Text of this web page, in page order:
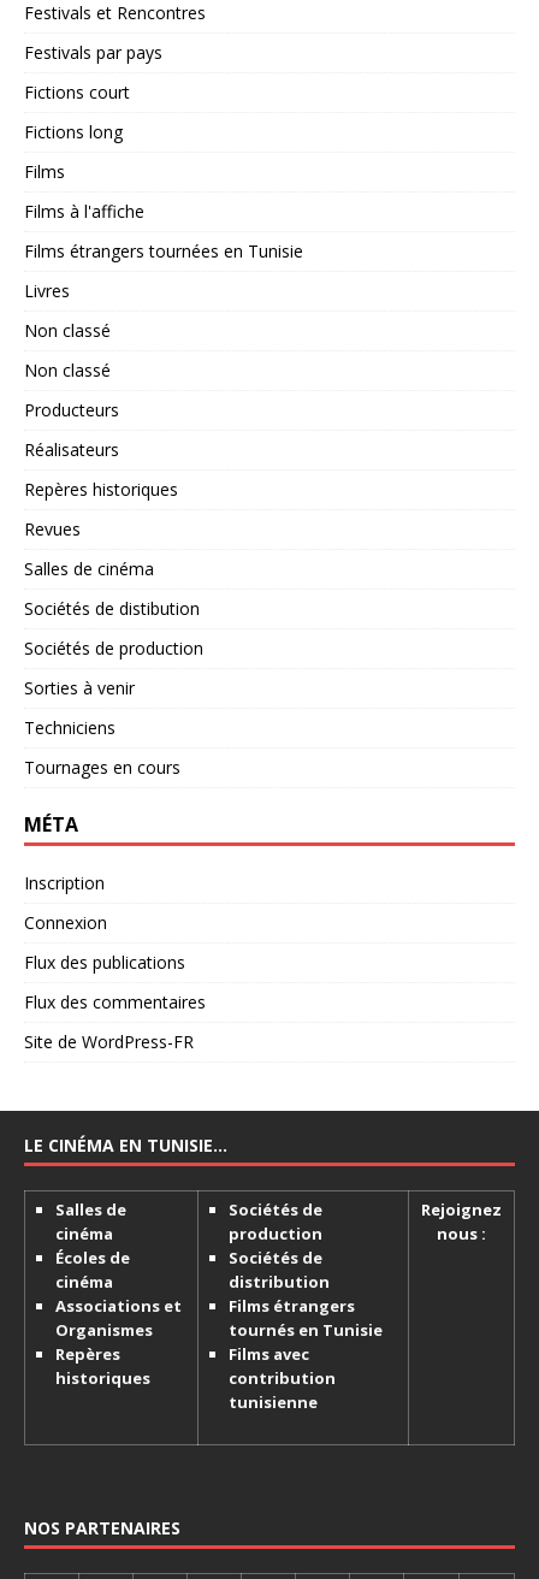
Festivals et Rencontres
Festivals par pays
Fictions court
Fictions long
Films
Films à l'affiche
Films étrangers tournées en Tunisie
Livres
Non classé
Non classé
Producteurs
Réalisateurs
Repères historiques
Revues
Salles de cinéma
Sociétés de distibution
Sociétés de production
Sorties à venir
Techniciens
Tournages en cours
MÉTA
Inscription
Connexion
Flux des publications
Flux des commentaires
Site de WordPress-FR
LE CINÉMA EN TUNISIE…
Salles de
cinéma
Écoles de
cinéma
Associations et
Organismes
Repères
historiques
Sociétés de
production
Sociétés de
distribution
Films étrangers
tournés en Tunisie
Films avec
contribution
tunisienne
Rejoignez
nous :
NOS PARTENAIRES